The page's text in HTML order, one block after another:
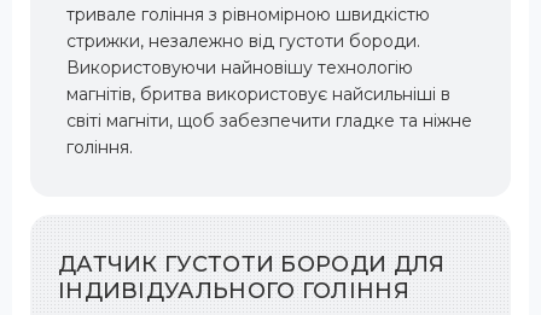
тривале гоління з рівномірною швидкістю
стрижки, незалежно від густоти бороди.
Використовуючи найновішу технологію
магнітів, бритва використовує найсильніші в
світі магніти, щоб забезпечити гладке та ніжне
гоління.
ДАТЧИК ГУСТОТИ БОРОДИ ДЛЯ
ІНДИВІДУАЛЬНОГО ГОЛІННЯ